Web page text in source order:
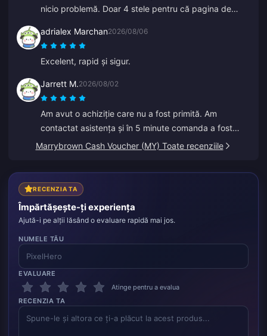
nicio problemă. Doar 4 stele pentru că pagina de
extrem de rapid. Prețuri excelente și o selecție
excelentă de jocuri!
adrialex Marchan2026/08/06
Excelent, rapid și sigur.
Jarrett M.2026/08/02
Am avut o achiziție care nu a fost primită. Am
contactat asistența și în 5 minute comanda a fost
găsită și a ajuns în portofelul meu. Foarte profesioniști
reîncărcări.
Marrybrown Cash Voucher (MY) Toate recenziile
RECENZIA TA
Împărtășește-ți experiența
Ajută-i pe alții lăsând o evaluare rapidă mai jos.
NUMELE TĂU
EVALUARE
Atinge pentru a evalua
RECENZIA TA